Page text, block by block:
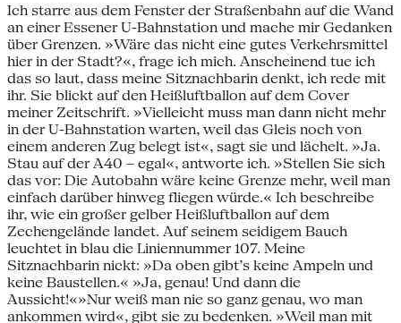
Ich starre aus dem Fenster der Straßenbahn auf die Wand
an einer Essener U-Bahnstation und mache mir Gedanken
über Grenzen. »Wäre das nicht eine gutes Verkehrsmittel
hier in der Stadt?«, frage ich mich. Anscheinend tue ich
das so laut, dass meine Sitznachbarin denkt, ich rede mit
ihr. Sie blickt auf den Heißluftballon auf dem Cover
meiner Zeitschrift. »Vielleicht muss man dann nicht mehr
in der U-Bahnstation warten, weil das Gleis noch von
einem anderen Zug belegt ist«, sagt sie und lächelt. »Ja.
Stau auf der A40 – egal«, antworte ich. »Stellen Sie sich
das vor: Die Autobahn wäre keine Grenze mehr, weil man
einfach darüber hinweg fliegen würde.« Ich beschreibe
ihr, wie ein großer gelber Heißluftballon auf dem
Zechengelände landet. Auf seinem seidigem Bauch
leuchtet in blau die Liniennummer 107. Meine
Sitznachbarin nickt: »Da oben gibt’s keine Ampeln und
keine Baustellen.« »Ja, genau! Und dann die
Aussicht!«»Nur weiß man nie so ganz genau, wo man
ankommen wird«, gibt sie zu bedenken. »Weil man mit